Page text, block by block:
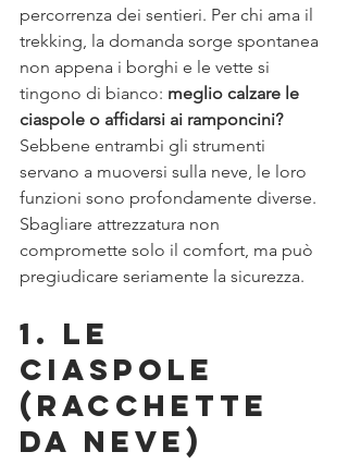
percorrenza dei sentieri. Per chi ama il
trekking, la domanda sorge spontanea
non appena i borghi e le vette si
tingono di bianco: meglio calzare le
ciaspole o affidarsi ai ramponcini?
Sebbene entrambi gli strumenti
servano a muoversi sulla neve, le loro
funzioni sono profondamente diverse.
Sbagliare attrezzatura non
compromette solo il comfort, ma può
pregiudicare seriamente la sicurezza.
1. Le
Ciaspole
(Racchette
da Neve)